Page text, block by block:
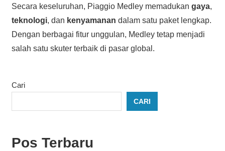
Secara keseluruhan, Piaggio Medley memadukan gaya,
teknologi, dan kenyamanan dalam satu paket lengkap.
Dengan berbagai fitur unggulan, Medley tetap menjadi
salah satu skuter terbaik di pasar global.
Cari
CARI
Pos Terbaru